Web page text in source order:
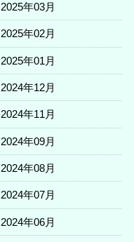
2025年03月
2025年02月
2025年01月
2024年12月
2024年11月
2024年09月
2024年08月
2024年07月
2024年06月